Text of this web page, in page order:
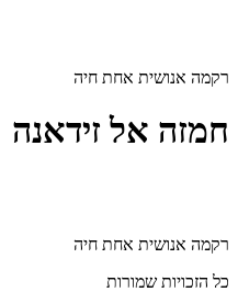
רקמה אנושית אחת חיה
חמזה אל זידאנה
רקמה אנושית אחת חיה
כל הזכויות שמורות